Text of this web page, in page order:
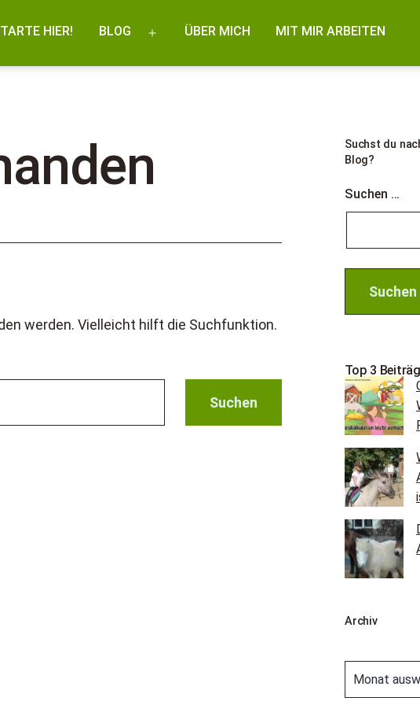
HIER! BLOG
Menü
öffnen
ÜBER MICH MIT MIR ARBEITEN
werden. Vielleicht hilft die Suchfunktion.
Suchst du
Blog?
Suchen …
Top 3
Archiv